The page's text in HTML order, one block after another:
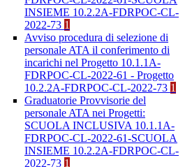
INSIEME 10.2.2A-FDRPOC-CL-
2022-73 1
Avviso procedura di selezione di
personale ATA il conferimento di
incarichi nel Progetto 10.1.1A-
FDRPOC-CL-2022-61 - Progetto
10.2.2A-FDRPOC-CL-2022-73 1
Graduatorie Provvisorie del
personale ATA nei Progetti:
SCUOLA INCLUSIVA 10.1.1A-
FDRPOC-CL-2022-61-SCUOLA
INSIEME 10.2.2A-FDRPOC-CL-
2022-73 1